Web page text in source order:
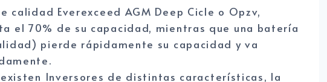
calidad Everexceed AGM Deep Cicle o Opzv,
el 70% de su capacidad, mientras que una batería
pierde rápidamente su capacidad y va
existen Inversores de distintas características, la